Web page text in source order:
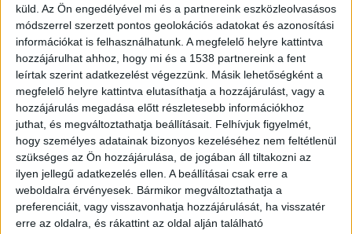
küld. Az Ön engedélyével mi és a partnereink eszközleolvasásos
módszerrel szerzett pontos geolokációs adatokat és azonosítási
információkat is felhasználhatunk. A megfelelő helyre kattintva
hozzájárulhat ahhoz, hogy mi és a 1538 partnereink a fent
leírtak szerint adatkezelést végezzünk. Másik lehetőségként a
megfelelő helyre kattintva elutasíthatja a hozzájárulást, vagy a
hozzájárulás megadása előtt részletesebb információkhoz
juthat, és megváltoztathatja beállításait. Felhívjuk figyelmét,
hogy személyes adatainak bizonyos kezeléséhez nem feltétlenül
szükséges az Ön hozzájárulása, de jogában áll tiltakozni az
ilyen jellegű adatkezelés ellen. A beállításai csak erre a
weboldalra érvényesek. Bármikor megváltoztathatja a
preferenciáit, vagy visszavonhatja hozzájárulását, ha visszatér
erre az oldalra, és rákattint az oldal alján található
FRISS HÍREK
ZÖLDINFÓ 9 óra telt el a létrehozás óta
új program támogatja a magyar kkv-k fenntartható
működését
ZÖLDINFÓ 11 óra telt el a létrehozás óta
A klímaváltozás új korszakot nyit a Dunán: a jövő
vízgazdálkodásához új szemléletre lesz szükség
ZÖLDINFÓ 11 óra telt el a létrehozás óta
Hőségriasztás Magyarországon: emelkedik a Duna,
miközben rekordközeli a rendszerterhelés